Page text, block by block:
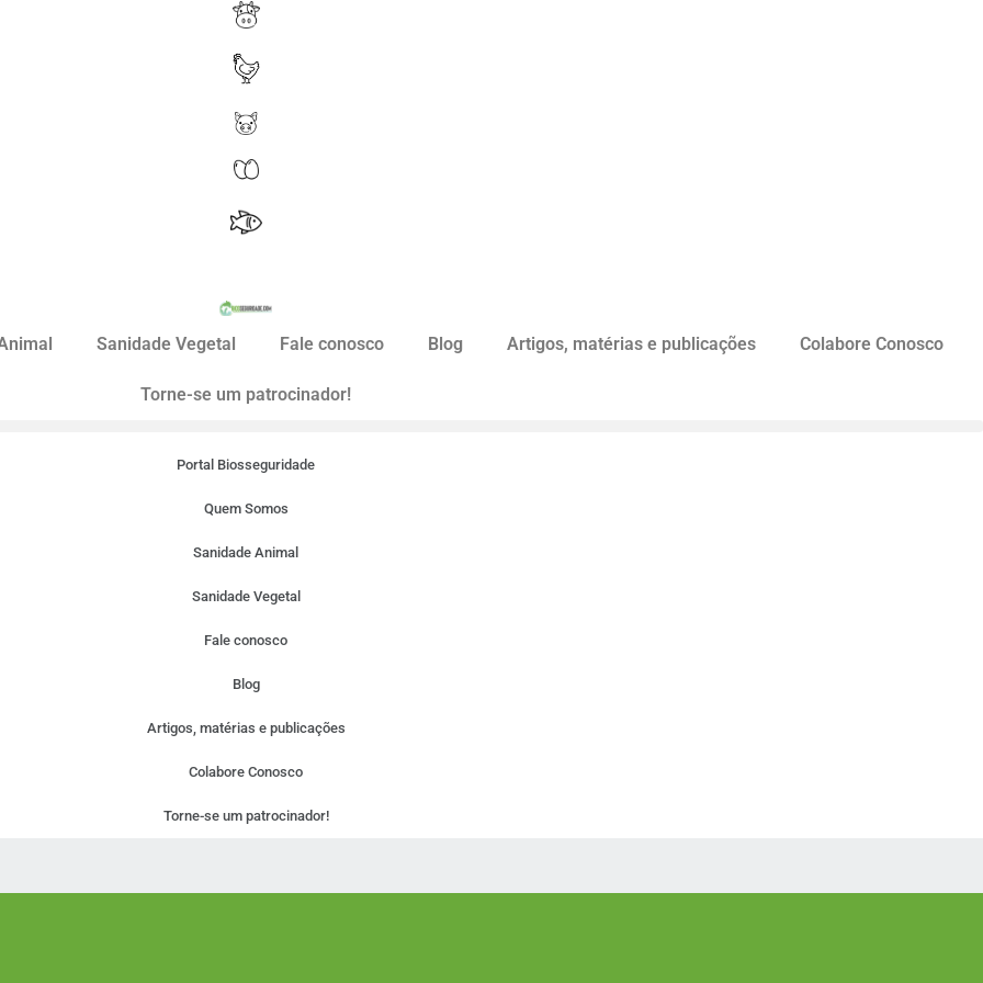
Sanidade Vegetal Fale conosco Blog Artigos, matérias e publicações Colabore Conosco
Torne-se um patrocinador!
Portal Biosseguridade
Quem Somos
Sanidade Animal
Sanidade Vegetal
Fale conosco
Blog
Artigos, matérias e publicações
Colabore Conosco
Torne-se um patrocinador!